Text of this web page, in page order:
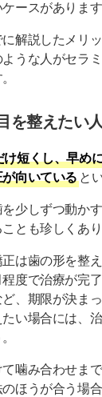
ースがあります
解説したメリ
うな人がセラ
を整えたい人
短くし、早め
向いている と
少しずつ動か
とも珍しくあり
は歯の形を整
度で治療が完
、期限が決ま
い場合には、
噛み合わせま
ほうが合う場合